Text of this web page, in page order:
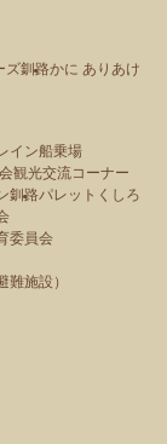
ズ釧路かに ありあけ
イン船乗場
観光交流コーナー
釧路パレットくしろ
委員会
難施設）